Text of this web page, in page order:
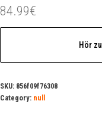
84.99€
Hör zu
SKU: 856f09f76308
Category: null